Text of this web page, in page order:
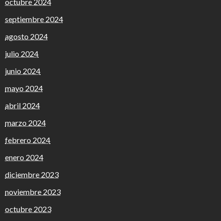
septiembre 2024
agosto 2024
julio 2024
junio 2024
mayo 2024
abril 2024
marzo 2024
febrero 2024
enero 2024
diciembre 2023
noviembre 2023
octubre 2023